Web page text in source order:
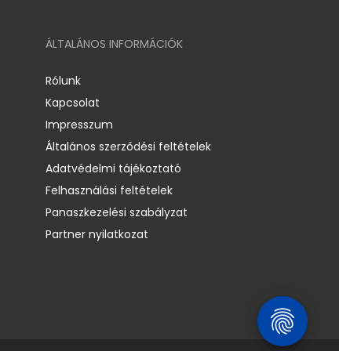
ÁLTALÁNOS INFORMÁCIÓK
Rólunk
Kapcsolat
Impresszum
Általános szerződési feltételek
Adatvédelmi tájékoztató
Felhasználási feltételek
Panaszkezelési szabályzat
Partner nyilatkozat